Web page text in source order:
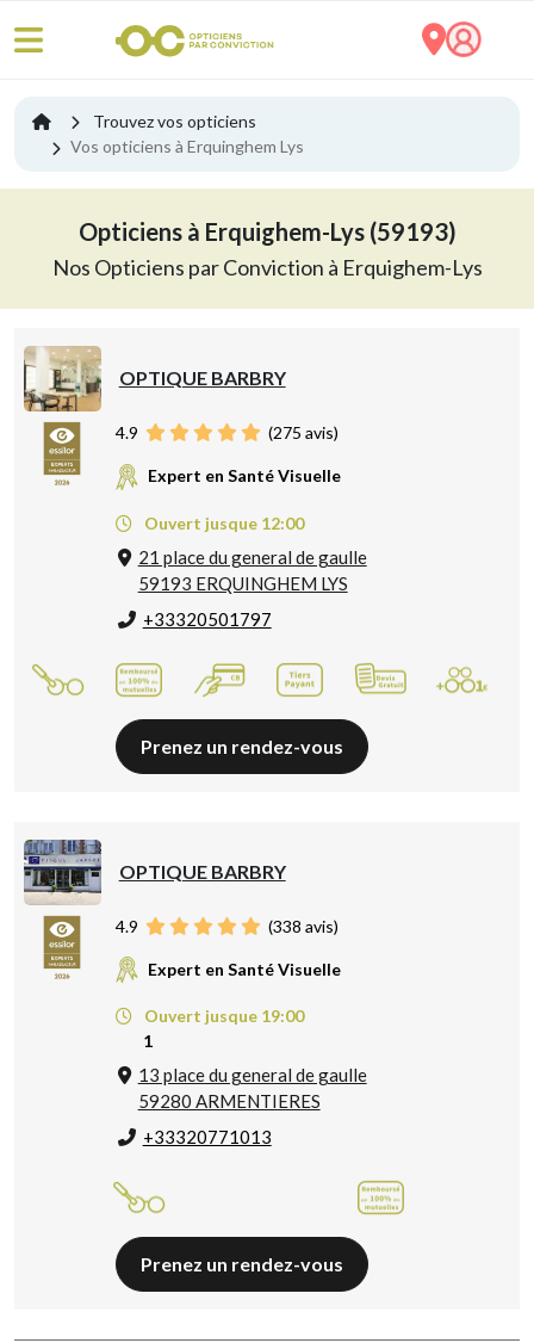
Trouvez vos opticiens
Vos opticiens à Erquinghem Lys
Opticiens à Erquighem-Lys (59193)
Nos Opticiens par Conviction à Erquighem-Lys
OPTIQUE BARBRY
4.9 (275 avis)
Expert en Santé Visuelle
Ouvert jusque 12:00
21 place du general de gaulle
59193 ERQUINGHEM LYS
+33320501797
Prenez un rendez-vous
OPTIQUE BARBRY
4.9 (338 avis)
Expert en Santé Visuelle
Ouvert jusque 19:00
1
13 place du general de gaulle
59280 ARMENTIERES
+33320771013
Prenez un rendez-vous